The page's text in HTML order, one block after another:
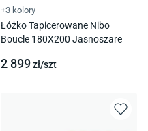
+3 kolory
Łóżko Tapicerowane Nibo
Boucle 180X200 Jasnoszare
2 899zł/szt